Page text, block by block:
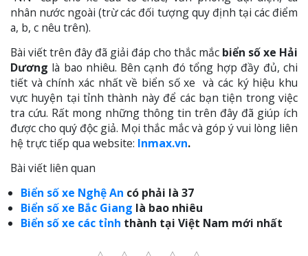
nhân nước ngoài (trừ các đối tượng quy định tại các điểm
a, b, c nêu trên).
Bài viết trên đây đã giải đáp cho thắc mắc biển số xe Hải
Dương là bao nhiêu. Bên cạnh đó tổng hợp đầy đủ, chi
tiết và chính xác nhất về biển số xe và các ký hiệu khu
vực huyện tại tỉnh thành này để các bạn tiện trong việc
tra cứu. Rất mong những thông tin trên đây đã giúp ích
được cho quý độc giả. Mọi thắc mắc và góp ý vui lòng liên
hệ trực tiếp qua website: Inmax.vn.
Bài viết liên quan
Biển số xe Nghệ An có phải là 37
Biển số xe Bắc Giang là bao nhiêu
Biển số xe các tỉnh thành tại Việt Nam mới nhất